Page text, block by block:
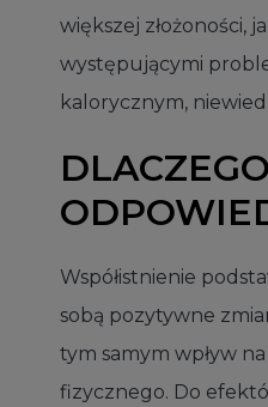
większej złożoności,
występującymi
kalorycznym,
Współistnienie
sobą pozytywne
tym samym wpływ
fizycznego. Do